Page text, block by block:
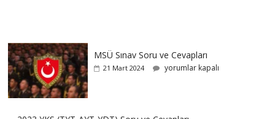
MSÜ Sınav Soru ve Cevapları
21 Mart 2024 yorumlar kapalı